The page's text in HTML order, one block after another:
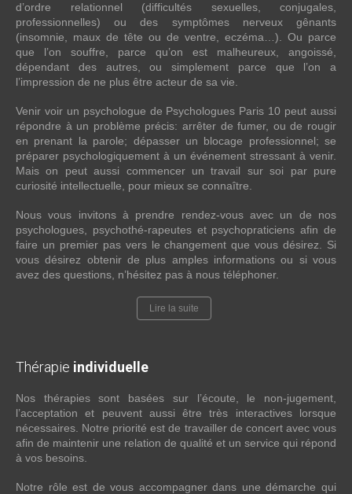
d’ordre relationnel (difficultés sexuelles, conjugales,
professionnelles) ou des symptômes nerveux gênants
(insomnie, maux de tête ou de ventre, eczéma…). Ou parce
que l’on souffre, parce qu’on est malheureux, angoissé,
dépendant des autres, ou simplement parce que l’on a
l’impression de ne plus être acteur de sa vie.
Venir voir un psychologue de Psychologues Paris 10 peut aussi
répondre à un problème précis: arrêter de fumer, ou de rougir
en prenant la parole; dépasser un blocage professionnel; se
préparer psychologiquement à un événement stressant à venir.
Mais on peut aussi commencer un travail sur soi par pure
curiosité intellectuelle, pour mieux se connaître.
Nous vous invitons à prendre rendez-vous avec un de nos
psychologues, psychothé-rapeutes et psychopraticiens afin de
faire un premier pas vers le changement que vous désirez. Si
vous désirez obtenir de plus amples informations ou si vous
avez des questions, n’hésitez pas à nous téléphoner.
Lire la suite
Thérapie individuelle
Nos thérapies sont basées sur l’écoute, le non-jugement,
l’acceptation et peuvent aussi être très interactives lorsque
nécessaires. Notre priorité est de travailler de concert avec vous
afin de maintenir une relation de qualité et un service qui répond
à vos besoins.
Notre rôle est de vous accompagner dans une démarche qui